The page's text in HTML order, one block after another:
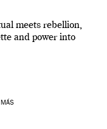
meets rebellion,
and power into